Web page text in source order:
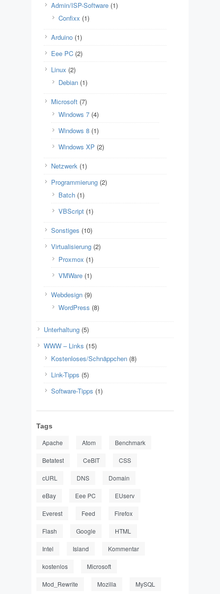
Admin/ISP-Software (1)
Confixx (1)
Arduino (1)
Eee PC (2)
Linux (2)
Debian (1)
Microsoft (7)
Windows 7 (4)
Windows 8 (1)
Windows XP (2)
Netzwerk (1)
Programmierung (2)
Batch (1)
VBScript (1)
Sonstiges (10)
Virtualisierung (2)
Proxmox (1)
VMWare (1)
Webdesign (9)
WordPress (8)
Unterhaltung (5)
WWW – Links (15)
Kostenloses/Schnäppchen (8)
Link-Tipps (5)
Software-Tipps (1)
Tags
Apache Atom Benchmark
Betatest CeBIT CSS
cURL DNS Domain
eBay Eee PC EUserv
Everest Feed Firefox
Flash Google HTML
Intel Island Kommentar
kostenlos Microsoft
Mod_Rewrite Mozilla MySQL